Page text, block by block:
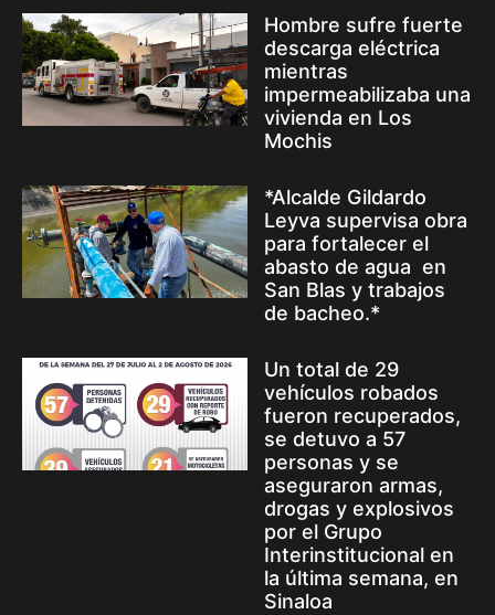
Hombre sufre fuerte
descarga eléctrica
mientras
impermeabilizaba una
vivienda en Los
Mochis
*Alcalde Gildardo
Leyva supervisa obra
para fortalecer el
abasto de agua en
San Blas y trabajos
de bacheo.*
Un total de 29
vehículos robados
fueron recuperados,
se detuvo a 57
personas y se
aseguraron armas,
drogas y explosivos
por el Grupo
Interinstitucional en
la última semana, en
Sinaloa